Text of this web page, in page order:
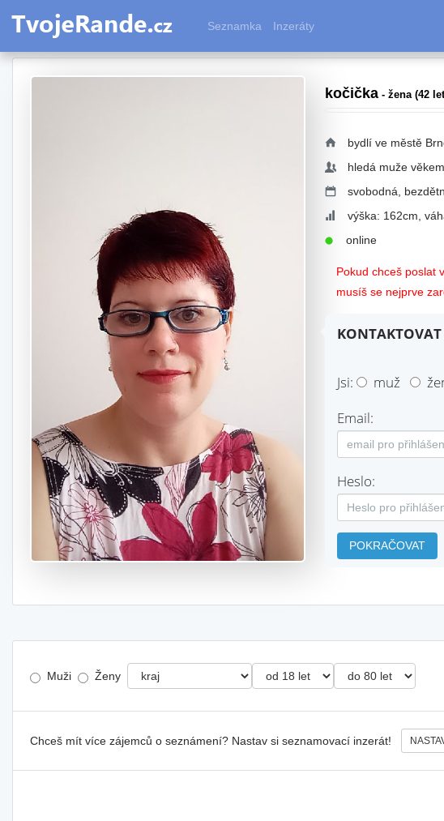
Seznamka Inzeráty
kočička - žena (42
bydlí ve městě
hledá muže
svobodná,
výška: 162cm,
online
Pokud chceš poslat
musíš se nejprve
Jsi: muž
Email:
Heslo:
POKRAČOVAT
Muži Ženy
Chceš mít více zájemců o seznámení? Nastav si seznamovací inzerát!